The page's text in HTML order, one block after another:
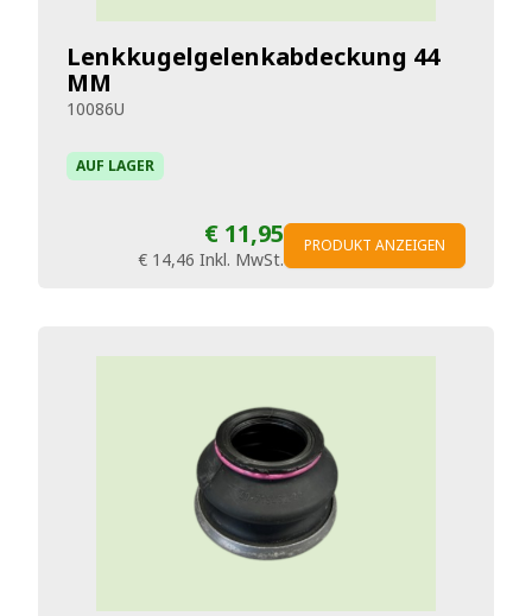
Lenkkugelgelenkabdeckung 44
MM
10086U
AUF LAGER
€ 11,95
€ 14,46 Inkl. MwSt.
PRODUKT ANZEIGEN